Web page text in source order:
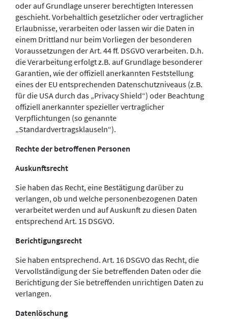
oder auf Grundlage unserer berechtigten Interessen
geschieht. Vorbehaltlich gesetzlicher oder vertraglicher
Erlaubnisse, verarbeiten oder lassen wir die Daten in
einem Drittland nur beim Vorliegen der besonderen
Voraussetzungen der Art. 44 ff. DSGVO verarbeiten. D.h.
die Verarbeitung erfolgt z.B. auf Grundlage besonderer
Garantien, wie der offiziell anerkannten Feststellung
eines der EU entsprechenden Datenschutzniveaus (z.B.
für die USA durch das „Privacy Shield“) oder Beachtung
offiziell anerkannter spezieller vertraglicher
Verpflichtungen (so genannte
„Standardvertragsklauseln“).
Rechte der betroffenen Personen
Auskunftsrecht
Sie haben das Recht, eine Bestätigung darüber zu
verlangen, ob und welche personenbezogenen Daten
verarbeitet werden und auf Auskunft zu diesen Daten
entsprechend Art. 15 DSGVO.
Berichtigungsrecht
Sie haben entsprechend. Art. 16 DSGVO das Recht, die
Vervollständigung der Sie betreffenden Daten oder die
Berichtigung der Sie betreffenden unrichtigen Daten zu
verlangen.
Datenlöschung